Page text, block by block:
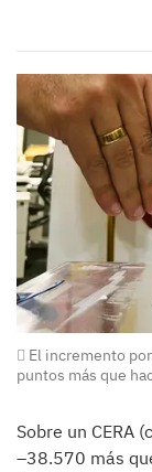
El incremento
puntos más que
Sobre un CERA
–38.570 más